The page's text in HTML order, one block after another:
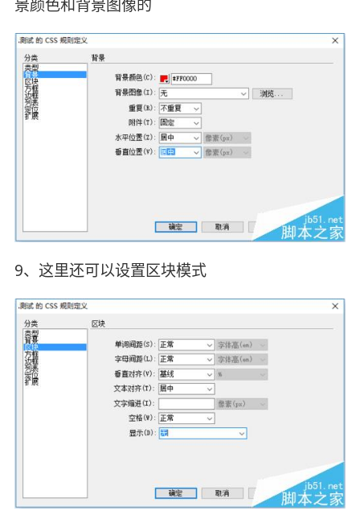
景颜色和背景图像的
9、这里还可以设置区块模式